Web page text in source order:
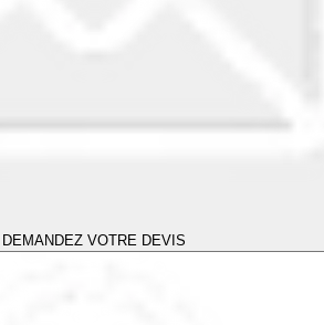
DEMANDEZ VOTRE DEVIS